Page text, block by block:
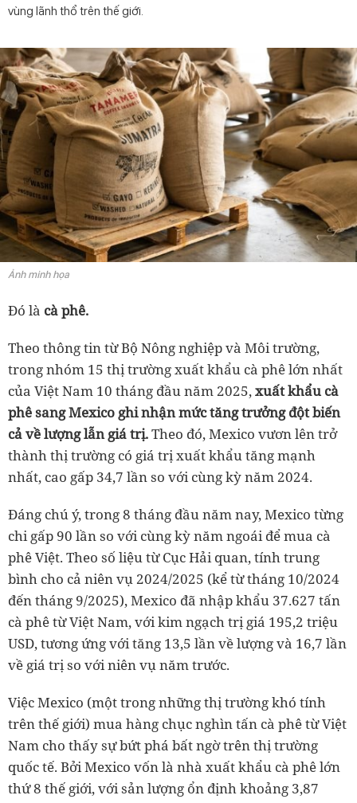
vùng lãnh thổ trên thế giới.
Ảnh minh họa
Đó là cà phê.
Theo thông tin từ Bộ Nông nghiệp và Môi trường,
trong nhóm 15 thị trường xuất khẩu cà phê lớn nhất
của Việt Nam 10 tháng đầu năm 2025,xuất khẩu cà
phê sang Mexico ghi nhận mức tăng trưởng đột biến
cả về lượng lẫn giá trị.Theo đó, Mexico vươn lên trở
thành thị trường có giá trị xuất khẩu tăng mạnh
nhất, cao gấp 34,7 lần so với cùng kỳ năm 2024.
Đáng chú ý, trong 8 tháng đầu năm nay, Mexico từng
chi gấp 90 lần so với cùng kỳ năm ngoái để mua cà
phê Việt. Theo số liệu từ Cục Hải quan, tính trung
bình cho cả niên vụ 2024/2025 (kể từ tháng 10/2024
đến tháng 9/2025), Mexico đã nhập khẩu 37.627 tấn
cà phê từ Việt Nam, với kim ngạch trị giá 195,2 triệu
USD, tương ứng với tăng 13,5 lần về lượng và 16,7 lần
về giá trị so với niên vụ năm trước.
Việc Mexico (một trong những thị trường khó tính
trên thế giới) mua hàng chục nghìn tấn cà phê từ Việt
Nam cho thấy sự bứt phá bất ngờ trên thị trường
quốc tế. Bởi Mexico vốn là nhà xuất khẩu cà phê lớn
thứ 8 thế giới, với sản lượng ổn định khoảng 3,87